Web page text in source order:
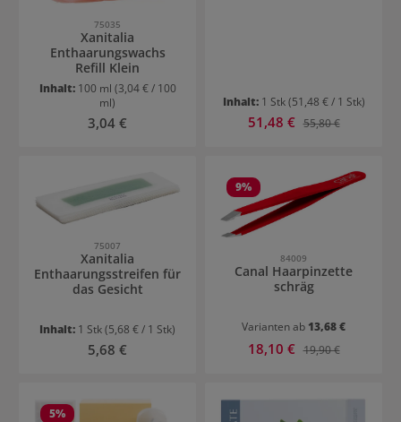
75035
Xanitalia
Enthaarungswachs
Refill Klein
Inhalt: 100 ml (3,04 € / 100
ml)
Regulärer Preis:
3,04 €
Inhalt: 1 Stk(51,48 € / 1 Stk)
Verkaufspreis:
51,48 € Regulärer Preis:
55,80 €
75007
Xanitalia
Enthaarungsstreifen für
das Gesicht
Inhalt: 1 Stk(5,68 € / 1 Stk)
Regulärer Preis:
5,68 €
9%
84009
Canal Haarpinzette
schräg
Varianten ab 13,68 €
Verkaufspreis:
18,10 € Regulärer Preis:
19,90 €
5%